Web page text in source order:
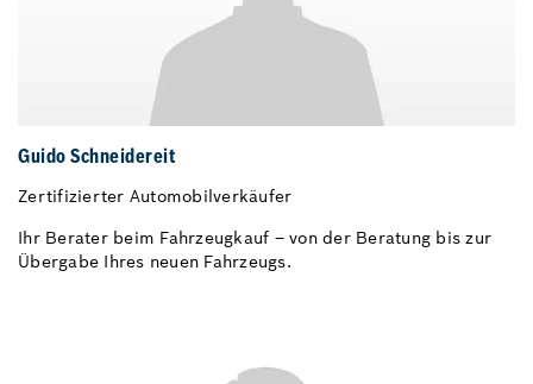
Guido Schneidereit
Zertifizierter Automobilverkäufer
Ihr Berater beim Fahrzeugkauf – von der Beratung bis zur
Übergabe Ihres neuen Fahrzeugs.